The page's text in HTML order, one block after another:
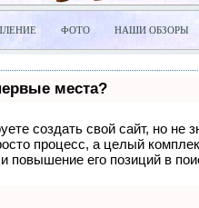
ФОТО НАШИ ОБЗОРЫ
места?
создать свой сайт, но не
процесс, а целый
повышение его позиций в